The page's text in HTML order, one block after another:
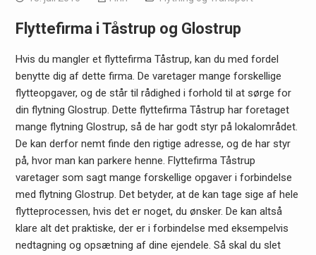
Flyttefirma i Tåstrup og Glostrup
Hvis du mangler et flyttefirma Tåstrup, kan du med fordel
benytte dig af dette firma. De varetager mange forskellige
flytteopgaver, og de står til rådighed i forhold til at sørge for
din flytning Glostrup. Dette flyttefirma Tåstrup har foretaget
mange flytning Glostrup, så de har godt styr på lokalområdet.
De kan derfor nemt finde den rigtige adresse, og de har styr
på, hvor man kan parkere henne. Flyttefirma Tåstrup
varetager som sagt mange forskellige opgaver i forbindelse
med flytning Glostrup. Det betyder, at de kan tage sige af hele
flytteprocessen, hvis det er noget, du ønsker. De kan altså
klare alt det praktiske, der er i forbindelse med eksempelvis
nedtagning og opsætning af dine ejendele. Så skal du slet